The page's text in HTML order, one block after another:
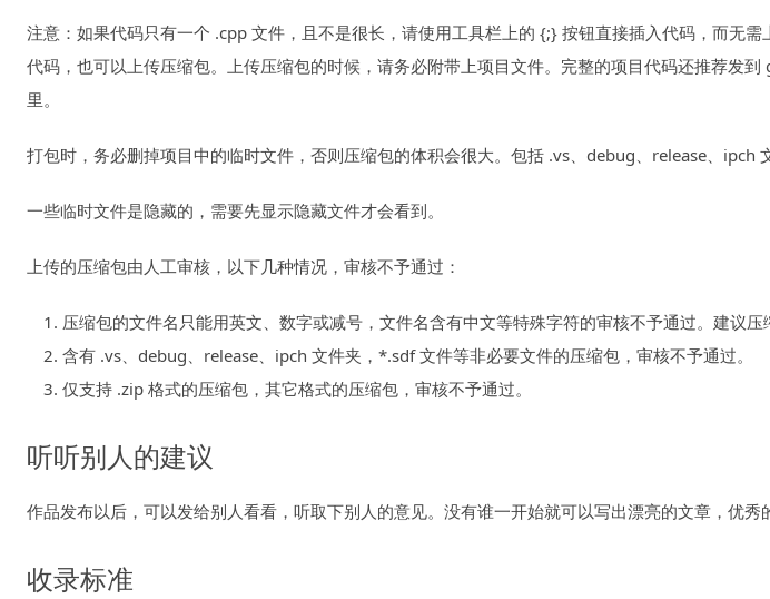
注意：如果代码只有一个 .cpp 文件，且不是很长，请使用工具栏上的 {;} 按钮直接插入代码，而无
代码，也可以上传压缩包。上传压缩包的时候，请务必附带上项目文件。完整的项目代码还推荐发
里。
打包时，务必删掉项目中的临时文件，否则压缩包的体积会很大。包括 .vs、debug、release、ipch
一些临时文件是隐藏的，需要先显示隐藏文件才会看到。
上传的压缩包由人工审核，以下几种情况，审核不予通过：
压缩包的文件名只能用英文、数字或减号，文件名含有中文等特殊字符的审核不予通过。建议压
含有 .vs、debug、release、ipch 文件夹，*.sdf 文件等非必要文件的压缩包，审核不予通过。
仅支持 .zip 格式的压缩包，其它格式的压缩包，审核不予通过。
听听别人的建议
作品发布以后，可以发给别人看看，听取下别人的意见。没有谁一开始就可以写出漂亮的文章，优秀
收录标准